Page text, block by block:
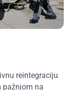
reintegraciju
pažnjom na